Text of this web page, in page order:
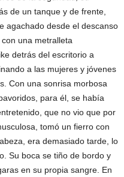
de un tanque y de frente,
agachado desde el descanso
una metralleta
detrás del escritorio a
a las mujeres y jóvenes
Con una sonrisa morbosa
para él, se había
que no vio que por
tomó un fierro con
era demasiado tarde, lo
Su boca se tiño de bordo y
en su propia sangre. En